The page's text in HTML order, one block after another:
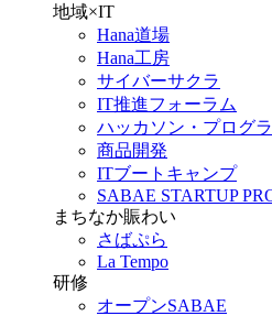
地域×IT
Hana道場
Hana工房
サイバーサクラ
IT推進フォーラム
ハッカソン・プログ
商品開発
ITブートキャンプ
SABAE STARTUP
まちなか賑わい
さばぷら
La Tempo
研修
オープンSABAE